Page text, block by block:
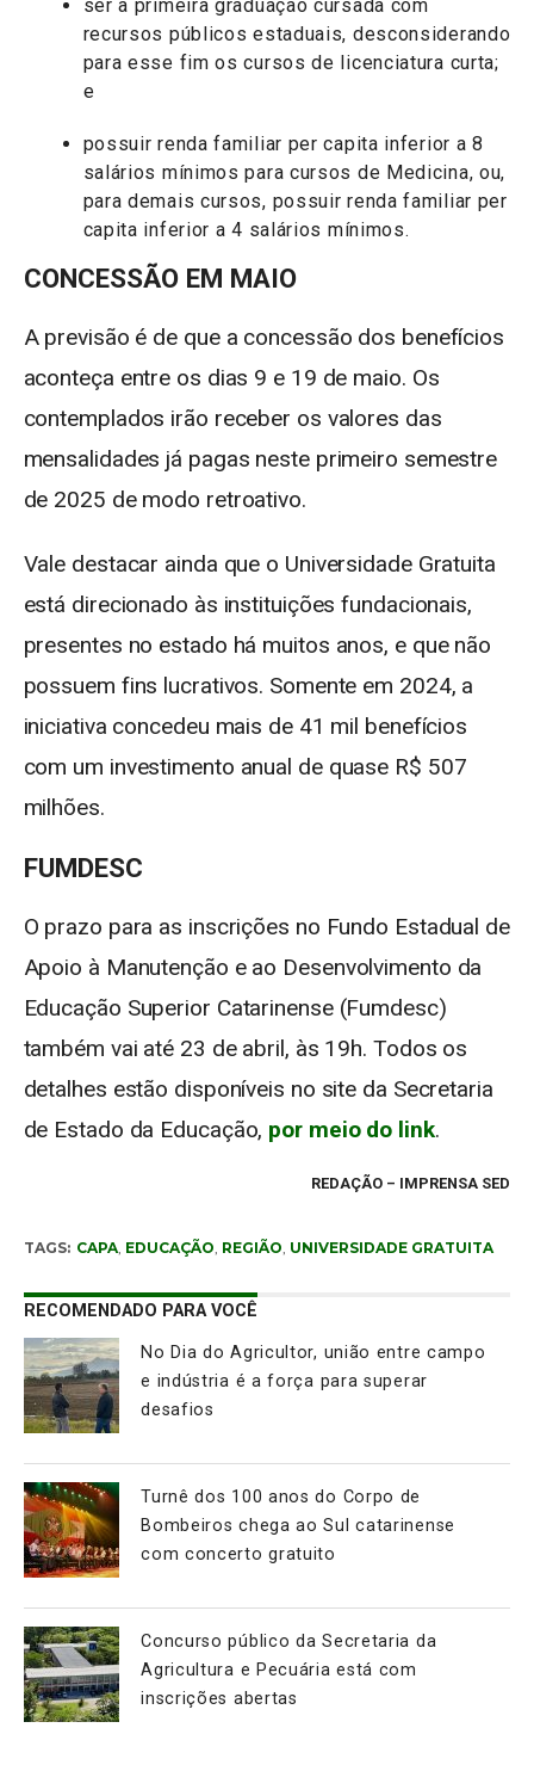
ser a primeira graduação cursada com
recursos públicos estaduais, desconsiderando
para esse fim os cursos de licenciatura curta;
e
possuir renda familiar per capita inferior a 8
salários mínimos para cursos de Medicina, ou,
para demais cursos, possuir renda familiar per
capita inferior a 4 salários mínimos.
CONCESSÃO EM MAIO
A previsão é de que a concessão dos benefícios
aconteça entre os dias 9 e 19 de maio. Os
contemplados irão receber os valores das
mensalidades já pagas neste primeiro semestre
de 2025 de modo retroativo.
Vale destacar ainda que o Universidade Gratuita
está direcionado às instituições fundacionais,
presentes no estado há muitos anos, e que não
possuem fins lucrativos. Somente em 2024, a
iniciativa concedeu mais de 41 mil benefícios
com um investimento anual de quase R$ 507
milhões.
FUMDESC
O prazo para as inscrições no Fundo Estadual de
Apoio à Manutenção e ao Desenvolvimento da
Educação Superior Catarinense (Fumdesc)
também vai até 23 de abril, às 19h. Todos os
detalhes estão disponíveis no site da Secretaria
de Estado da Educação, por meio do link.
REDAÇÃO – IMPRENSA SED
TAGS: CAPA, EDUCAÇÃO, REGIÃO, UNIVERSIDADE GRATUITA
RECOMENDADO PARA VOCÊ
No Dia do Agricultor, união entre campo
e indústria é a força para superar
desafios
Turnê dos 100 anos do Corpo de
Bombeiros chega ao Sul catarinense
com concerto gratuito
Concurso público da Secretaria da
Agricultura e Pecuária está com
inscrições abertas